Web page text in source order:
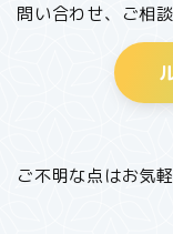
問い合わせ、ご相
ご不明な点はお気